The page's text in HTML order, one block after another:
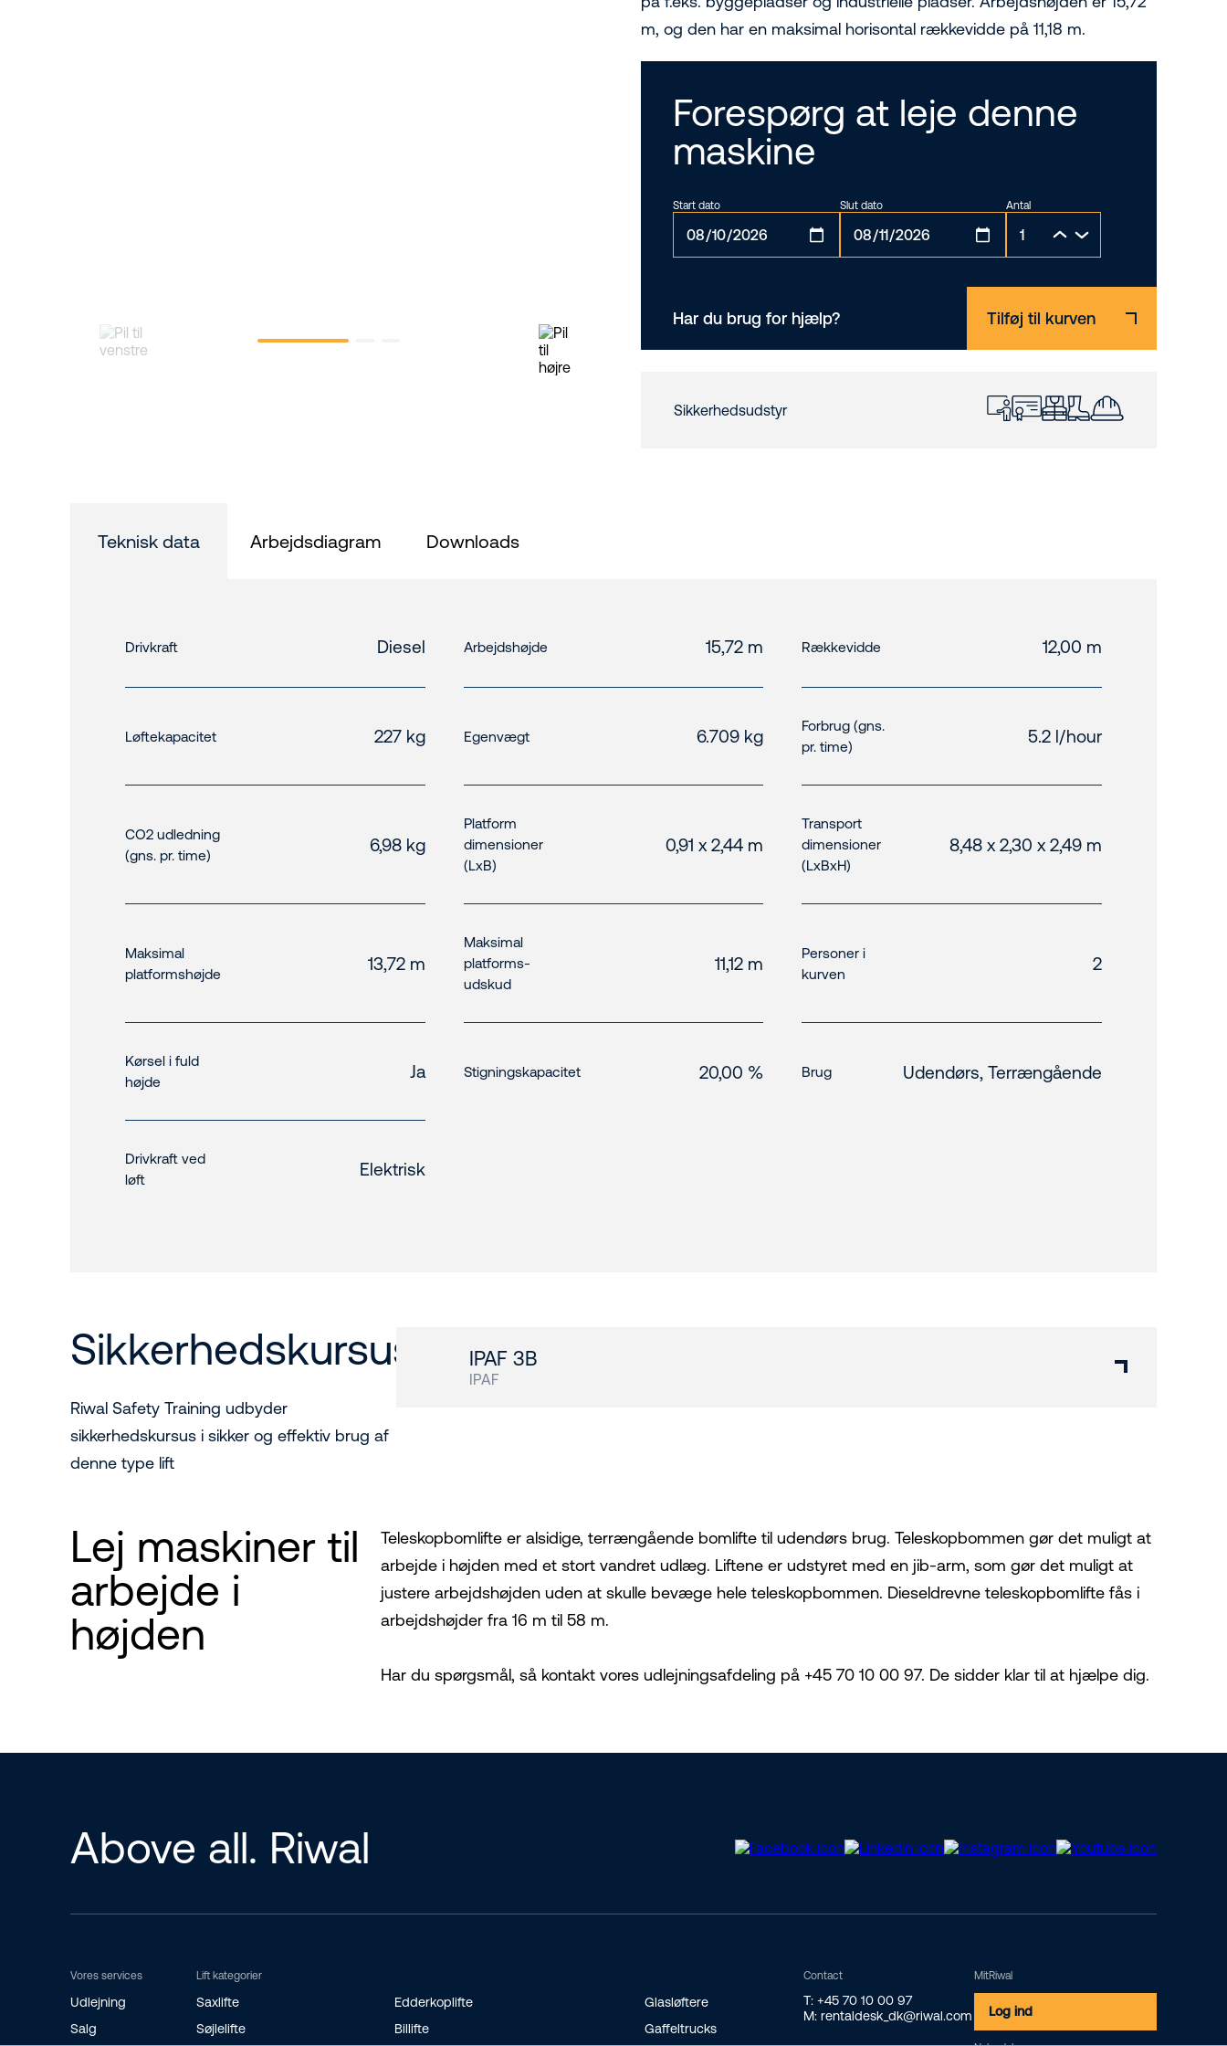
m, og den har en maksimal horisontal rækkevidde på 11,18 m.
Forespørg at leje denne
maskine
Start dato Slut dato Antal
Har du brug for hjælp? Tilføj til kurven
Sikkerhedsudstyr
Teknisk data Arbejdsdiagram Downloads
Drivkraft Diesel Arbejdshøjde 15,72 m Rækkevidde 12,00 m
Løftekapacitet 227 kg Egenvægt 6.709 kg
Forbrug (gns.
pr. time)
5.2 l/hour
CO2 udledning
(gns. pr. time)
6,98 kg
Platform
dimensioner
(LxB)
0,91 x 2,44 m
Transport
dimensioner
(LxBxH)
8,48 x 2,30 x 2,49 m
Maksimal
platformshøjde
13,72 m
Maksimal
platforms-
udskud
11,12 m
Personer i
kurven
2
Kørsel i fuld
højde
Ja Stigningskapacitet 20,00 % Brug Udendørs, Terrængående
Drivkraft ved
løft
Elektrisk
Sikkerhedskursus
Riwal Safety Training udbyder
sikkerhedskursus i sikker og effektiv brug af
denne type lift
IPAF 3B
IPAF
Lej maskiner til
arbejde i
højden
Teleskopbomlifte er alsidige, terrængående bomlifte til udendørs brug. Teleskopbommen gør det muligt at
arbejde i højden med et stort vandret udlæg. Liftene er udstyret med en jib-arm, som gør det muligt at
justere arbejdshøjden uden at skulle bevæge hele teleskopbommen. Dieseldrevne teleskopbomlifte fås i
arbejdshøjder fra 16 m til 58 m.
Har du spørgsmål, så kontakt vores udlejningsafdeling på +45 70 10 00 97. De sidder klar til at hjælpe dig.
Above all. Riwal
Vores services
Udlejning
Salg
Lift kategorier
Saxlifte
Søjlelifte
Edderkoplifte
Billifte
Glasløftere
Gaffeltrucks
Contact
T: +45 70 10 00 97
M: rentaldesk_dk@riwal.com
MitRiwal
Log ind